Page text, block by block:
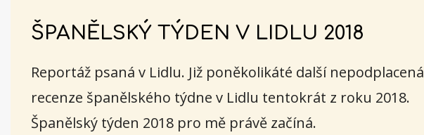
ŠPANĚLSKÝ TÝDEN V LIDLU 2018
Reportáž psaná v Lidlu. Již poněkolikáté další nepodplacená
recenze španělského týdne v Lidlu tentokrát z roku 2018.
Španělský týden 2018 pro mě právě začíná.